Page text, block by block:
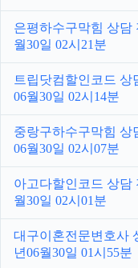
은평하수구막힘 상담
월30일 02시21분
트립닷컴할인코드 상
06월30일 02시14분
중랑구하수구막힘 상
06월30일 02시07분
아고다할인코드 상담
월30일 02시01분
대구이혼전문변호사
년06월30일 01시55분